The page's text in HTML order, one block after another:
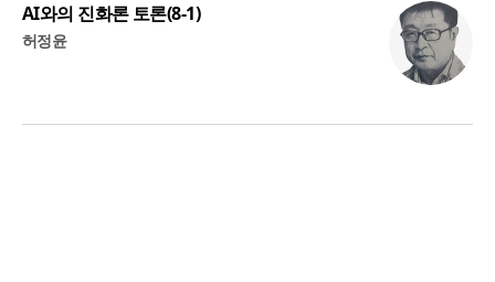
AI와의 진화론 토론(8-1)
허정윤